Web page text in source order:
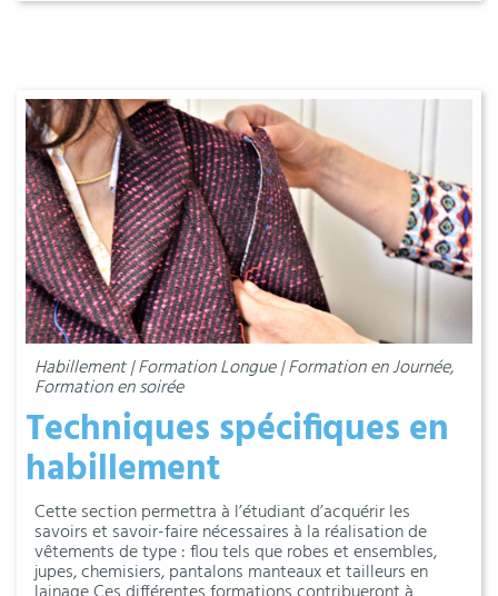
Habillement | Formation Longue | Formation en Journée,
Formation en soirée
Techniques spécifiques en
habillement
Cette section permettra à l’étudiant d’acquérir les
savoirs et savoir-faire nécessaires à la réalisation de
vêtements de type : flou tels que robes et ensembles,
jupes, chemisiers, pantalons manteaux et tailleurs en